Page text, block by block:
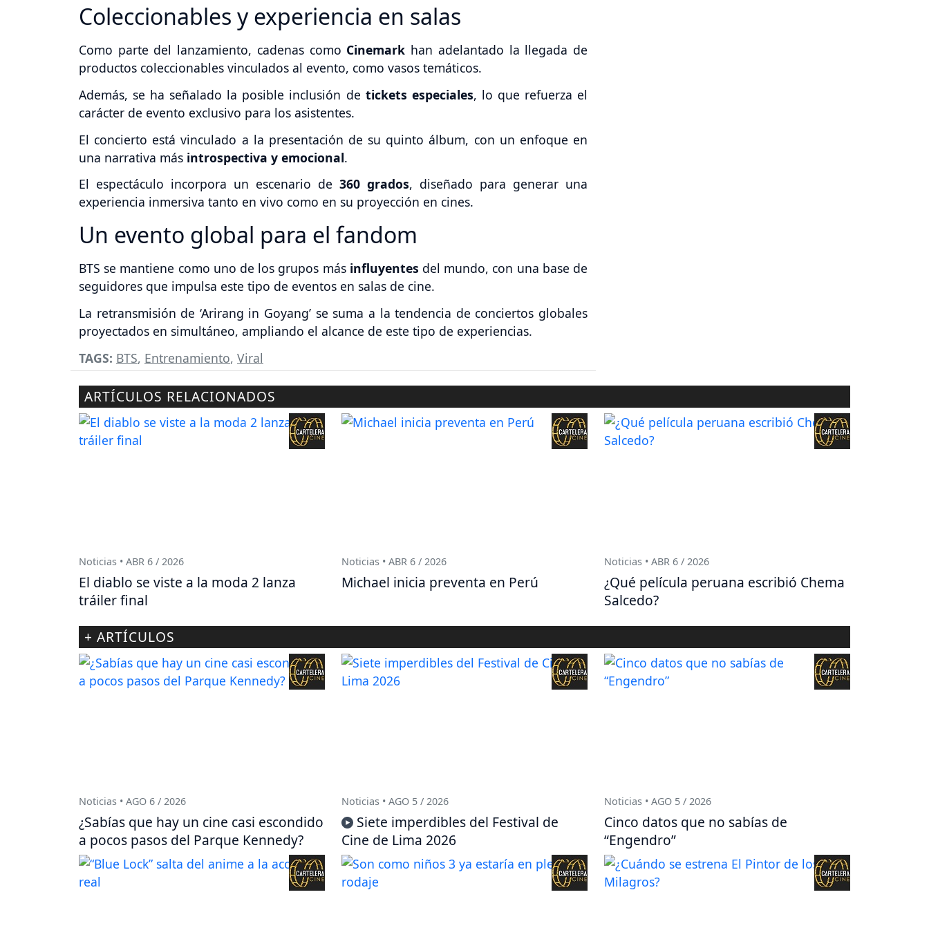
Coleccionables y experiencia en salas
Como parte del lanzamiento, cadenas como Cinemark han adelantado la llegada de
productos coleccionables vinculados al evento, como vasos temáticos.
Además, se ha señalado la posible inclusión de tickets especiales, lo que refuerza el
carácter de evento exclusivo para los asistentes.
El concierto está vinculado a la presentación de su quinto álbum, con un enfoque en
una narrativa más introspectiva y emocional.
El espectáculo incorpora un escenario de 360 grados, diseñado para generar una
experiencia inmersiva tanto en vivo como en su proyección en cines.
Un evento global para el fandom
BTS se mantiene como uno de los grupos más influyentes del mundo, con una base de
seguidores que impulsa este tipo de eventos en salas de cine.
La retransmisión de ‘Arirang in Goyang’ se suma a la tendencia de conciertos globales
proyectados en simultáneo, ampliando el alcance de este tipo de experiencias.
TAGS: BTS, Entrenamiento, Viral
ARTÍCULOS RELACIONADOS
Noticias • ABR 6 / 2026
El diablo se viste a la moda 2 lanza
tráiler final
Noticias • ABR 6 / 2026
Michael inicia preventa en Perú
Noticias • ABR 6 / 2026
¿Qué película peruana escribió Chema
Salcedo?
+ ARTÍCULOS
Noticias • AGO 6 / 2026
¿Sabías que hay un cine casi escondido
a pocos pasos del Parque Kennedy?
Noticias • AGO 5 / 2026
Siete imperdibles del Festival de
Cine de Lima 2026
Noticias • AGO 5 / 2026
Cinco datos que no sabías de
“Engendro”